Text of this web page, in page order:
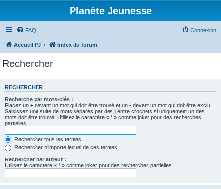
Planète Jeunesse
FAQ Connexion
Accueil PJ Index du forum
Rechercher
RECHERCHER
Recherche par mots-clés :
Placez un + devant un mot qui doit être trouvé et un - devant un mot qui doit être exclu.
Saisissez une suite de mots séparés par des | entre crochets si uniquement un des
mots doit être trouvé. Utilisez le caractère « * » comme joker pour des recherches
partielles.
Rechercher tous les termes
Rechercher n’importe lequel de ces termes
Rechercher par auteur :
Utilisez le caractère « * » comme joker pour des recherches partielles.